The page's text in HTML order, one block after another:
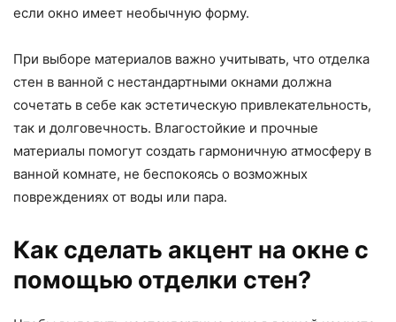
если окно имеет необычную форму.
При выборе материалов важно учитывать, что отделка
стен в ванной с нестандартными окнами должна
сочетать в себе как эстетическую привлекательность,
так и долговечность. Влагостойкие и прочные
материалы помогут создать гармоничную атмосферу в
ванной комнате, не беспокоясь о возможных
повреждениях от воды или пара.
Как сделать акцент на окне с
помощью отделки стен?